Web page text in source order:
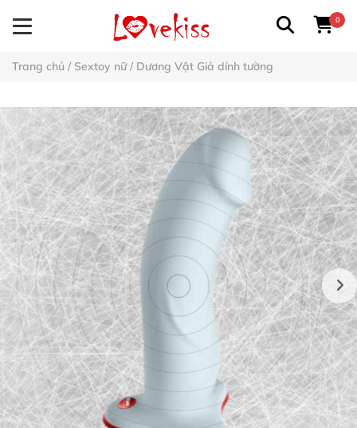
0
Trang chủ / Sextoy nữ/ Dương Vật Giả dính tường